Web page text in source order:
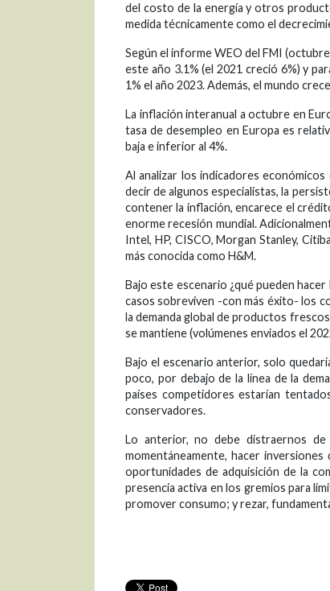
del costo de la energía y otros
medida técnicamente como el
Según el informe WEO del FMI
este año 3.1% (el 2021 creció 6%) y
1% el año 2023. Además, el mundo
La inflación interanual a octubre en
tasa de desempleo en Europa es
baja e inferior al 4%.
Al analizar los indicadores
decir de algunos especialistas, la
contener la inflación, encarece el
enorme recesión mundial.
Intel, HP, CISCO, Morgan Stanley,
más conocida como H&M.
Bajo este escenario ¿qué pueden
casos sobreviven -con más éxito- los
la demanda global de productos
se mantiene (volúmenes enviados el
Bajo el escenario anterior, solo
poco, por debajo de la línea de la
países competidores estarían
conservadores.
Lo anterior, no debe distraernos
momentáneamente, hacer
oportunidades de adquisición de la
presencia activa en los gremios para
promover consumo; y rezar,